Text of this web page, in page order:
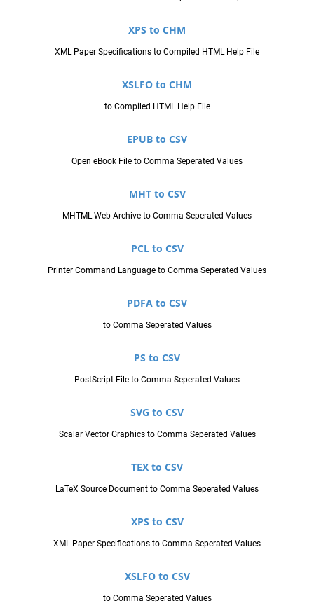
XPS to CHM
XML Paper Specifications to Compiled HTML Help File
XSLFO to CHM
to Compiled HTML Help File
EPUB to CSV
Open eBook File to Comma Seperated Values
MHT to CSV
MHTML Web Archive to Comma Seperated Values
PCL to CSV
Printer Command Language to Comma Seperated Values
PDFA to CSV
to Comma Seperated Values
PS to CSV
PostScript File to Comma Seperated Values
SVG to CSV
Scalar Vector Graphics to Comma Seperated Values
TEX to CSV
LaTeX Source Document to Comma Seperated Values
XPS to CSV
XML Paper Specifications to Comma Seperated Values
XSLFO to CSV
to Comma Seperated Values